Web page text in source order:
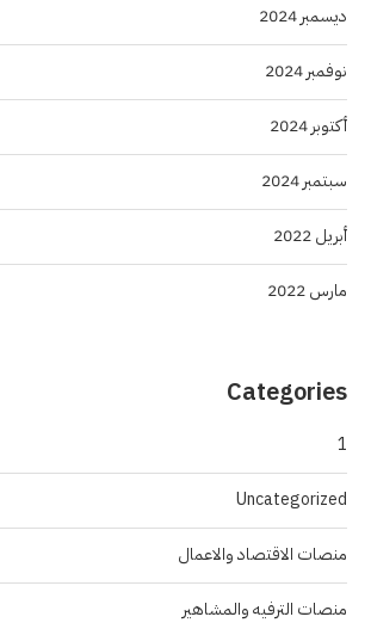
ديسمبر 2024
نوفمبر 2024
أكتوبر 2024
سبتمبر 2024
أبريل 2022
مارس 2022
Categories
1
Uncategorized
منصات الاقتصاد والاعمال
منصات الترفيه والمشاهير